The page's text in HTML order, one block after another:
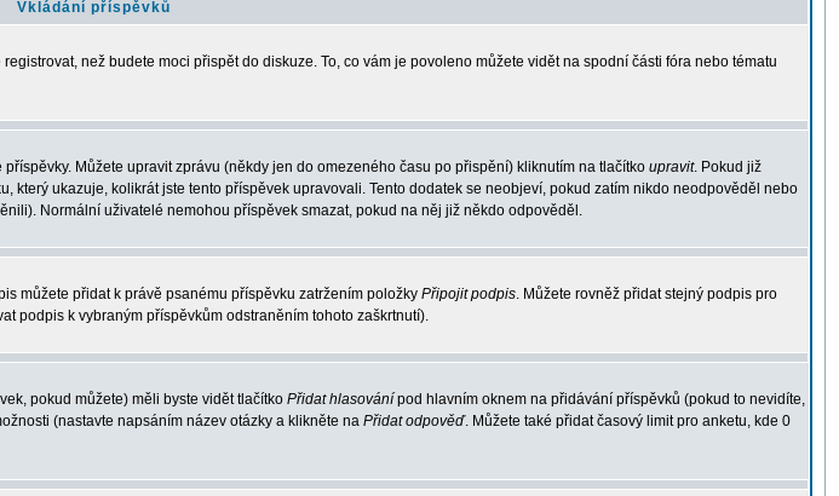
Vkládání příspěvků
než budete moci přispět do diskuze. To, co vám je povoleno můžete vidět na spodní části fóra nebo tématu
Můžete upravit zprávu (někdy jen do omezeného času po přispění) kliknutím na tlačítko upravit. Pokud již
ukazuje, kolikrát jste tento příspěvek upravovali. Tento dodatek se neobjeví, pokud zatím nikdo neodpověděl nebo
Normální uživatelé nemohou příspěvek smazat, pokud na něj již někdo odpověděl.
můžete přidat k právě psanému příspěvku zatržením položky Připojit podpis. Můžete rovněž přidat stejný podpis pro
podpis k vybraným příspěvkům odstraněním tohoto zaškrtnutí).
pokud můžete) měli byste vidět tlačítko Přidat hlasování pod hlavním oknem na přidávání příspěvků (pokud to nevidíte,
(nastavte napsáním název otázky a klikněte na Přidat odpověď. Můžete také přidat časový limit pro anketu, kde 0